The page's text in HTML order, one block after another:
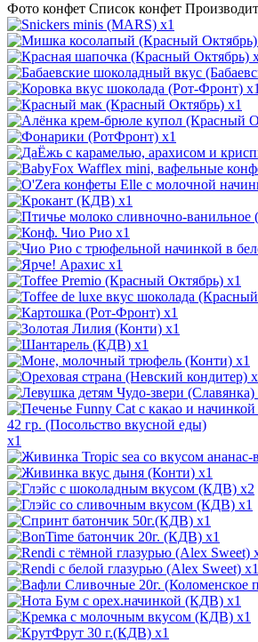
Фото конфет Список конфет
x1
x1
x1
x1
x1
x1
x1
x1
x1
x1
x1
x1
x1
x1
x2
x1
x1
x1
x1
x1
x1
x1